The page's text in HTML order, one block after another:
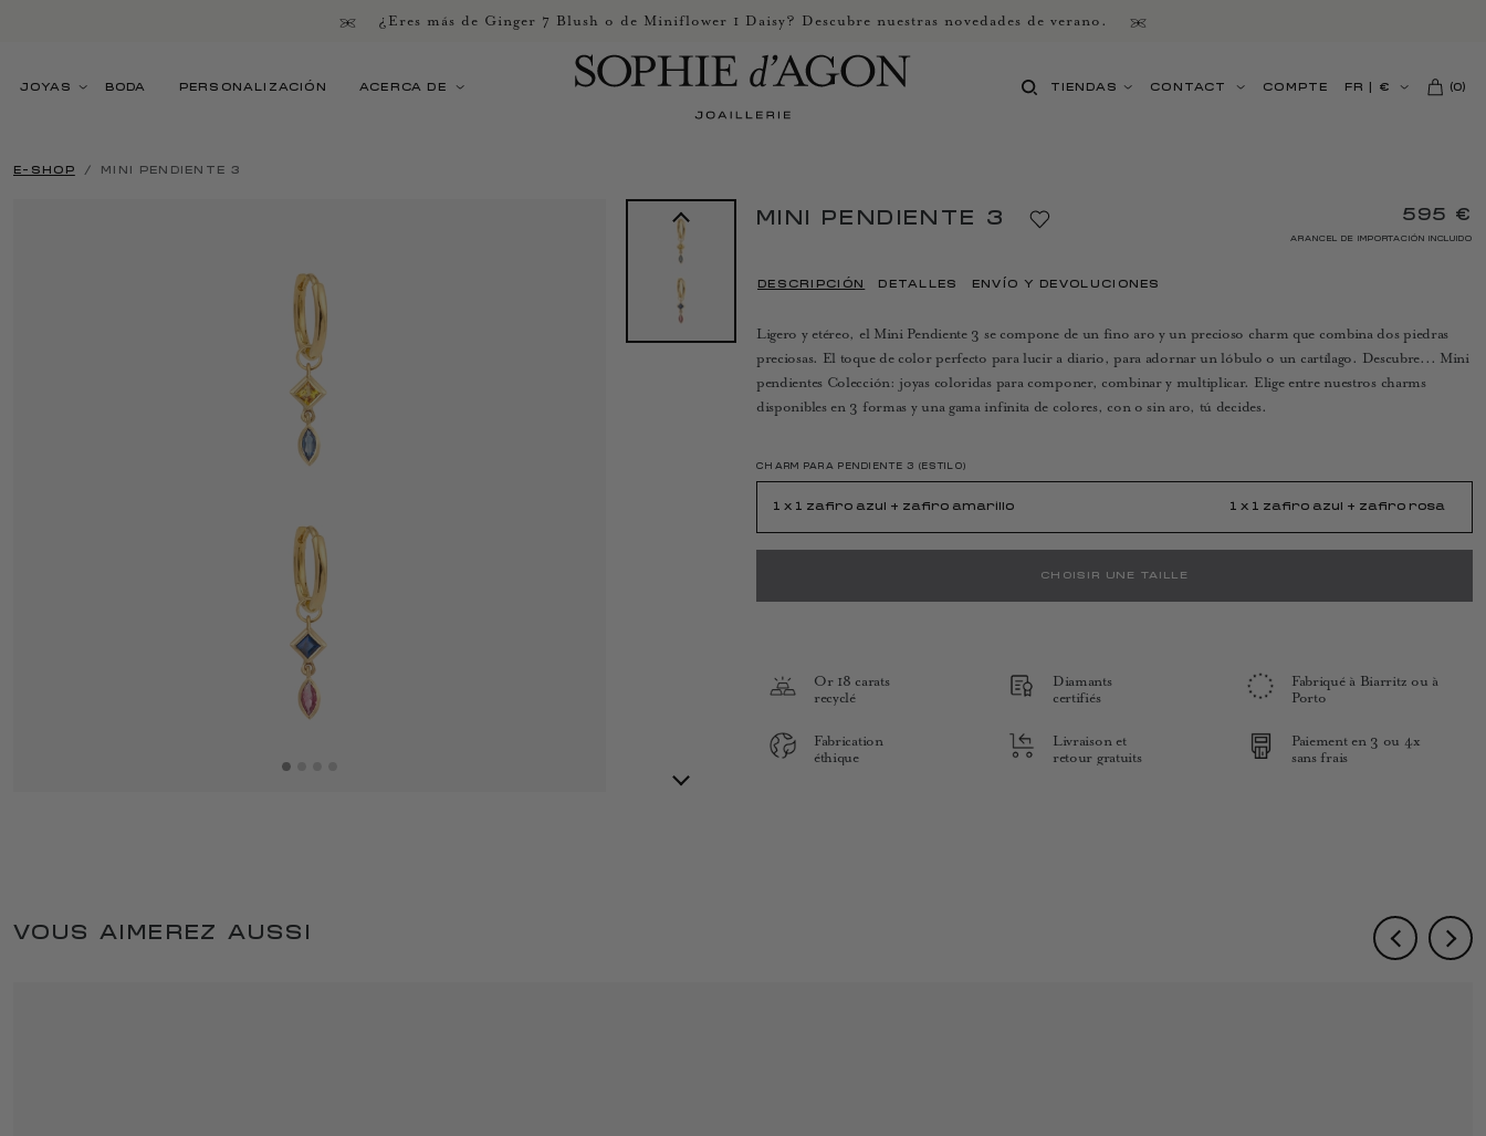
¿Eres más de Ginger 7 Blush o de Miniflower 1 Daisy? Descubre nuestras novedades de verano.
JOYAS BODA PERSONALIZACIÓN ACERCA DE TIENDAS CONTACT COMPTE FR € (0)
E-SHOP MINI PENDIENTE 3
MINI PENDIENTE 3 595 €
ARANCEL DE IMPORTACIÓN INCLUIDO
DESCRIPCIÓN DETALLES ENVÍO Y DEVOLUCIONES
Ligero y etéreo, el Mini Pendiente 3 se compone de un fino aro y un precioso charm que combina dos piedras
preciosas. El toque de color perfecto para lucir a diario, para adornar un lóbulo o un cartílago. Descubre... Mini
pendientes Colección: joyas coloridas para componer, combinar y multiplicar. Elige entre nuestros charms
disponibles en 3 formas y una gama infinita de colores, con o sin aro, tú decides.
CHARM PARA PENDIENTE 3 (ESTILO)
1 x 1 zafiro azul + zafiro amarillo 1 x 1 zafiro azul + zafiro rosa
CHOISIR UNE TAILLE
Or 18 carats
recyclé
Diamants
certifiés
Fabriqué à Biarritz ou à
Porto
Fabrication
éthique
Livraison et
retour gratuits
Paiement en 3 ou 4x
sans frais
VOUS AIMEREZ AUSSI